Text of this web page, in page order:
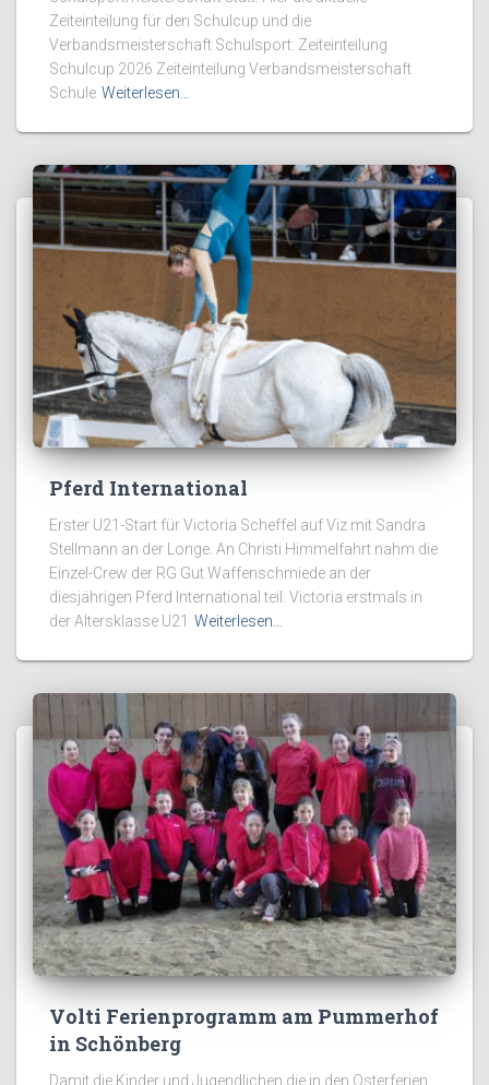
Zeiteinteilung für den Schulcup und die
Verbandsmeisterschaft Schulsport: Zeiteinteilung
Schulcup 2026 Zeiteinteilung Verbandsmeisterschaft
Schule Weiterlesen…
Pferd International
Erster U21-Start für Victoria Scheffel auf Viz mit Sandra
Stellmann an der Longe. An Christi Himmelfahrt nahm die
Einzel-Crew der RG Gut Waffenschmiede an der
diesjährigen Pferd International teil. Victoria erstmals in
der Altersklasse U21 Weiterlesen…
Volti Ferienprogramm am Pummerhof
in Schönberg
Damit die Kinder und Jugendlichen die in den Osterferien